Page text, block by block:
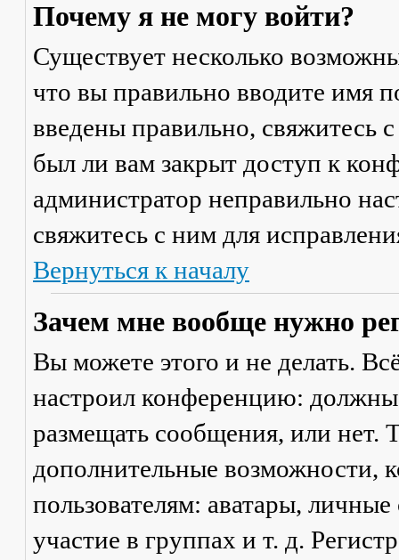
Почему я не могу войти?
Существует несколько
что вы правильно вводите имя
введены правильно, свяжитесь
был ли вам закрыт доступ к
администратор неправильно
свяжитесь с ним для
Вернуться к началу
Зачем мне вообще нужно
Вы можете этого и не делать.
настроил конференцию: должны
размещать сообщения, или нет.
дополнительные возможности,
пользователям: аватары,
участие в группах и т. д.